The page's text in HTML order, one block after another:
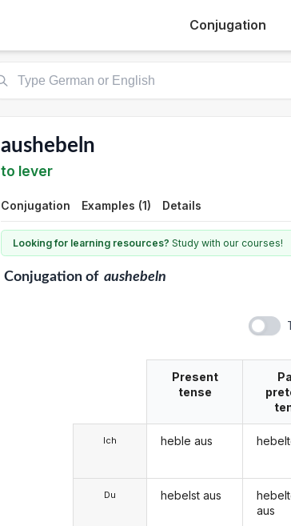
Conjugation
aushebeln
to lever
Conjugation Examples (1) Details
Looking for learning resources? Study with our courses!
Conjugationof aushebeln
Ich
Du
Present
tense
heble aus
hebelst aus
aus